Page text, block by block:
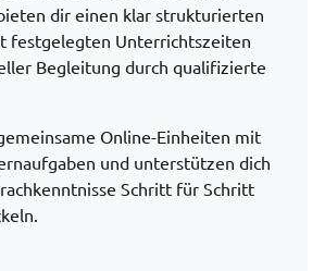
dir einen klar strukturierten
festgelegten Unterrichtszeiten
Begleitung durch qualifizierte
Online-Einheiten mit
und unterstützen dich
Schritt für Schritt